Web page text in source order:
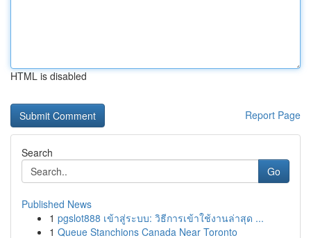
HTML is disabled
Report Page
Search
Go
Published News
1 pgslot888 เข้าสู่ระบบ: วิธีการเข้าใช้งานล่าสุด ...
1 Queue Stanchions Canada Near Toronto